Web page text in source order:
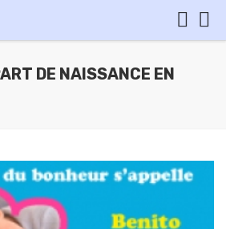
DE NAISSANCE EN